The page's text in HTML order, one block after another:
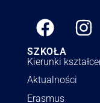
SZKOŁA
Kierunki
Aktualności
Erasmus